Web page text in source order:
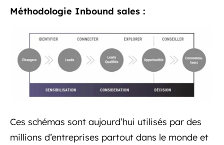
Méthodologie Inbound sales :
Ces schémas sont aujourd’hui utilisés par des
millions d’entreprises partout dans le monde et